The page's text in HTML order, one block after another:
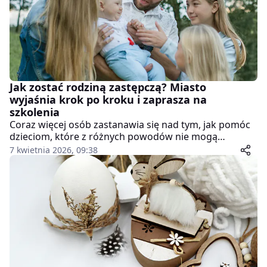
Jak zostać rodziną zastępczą? Miasto
wyjaśnia krok po kroku i zaprasza na
szkolenia
Coraz więcej osób zastanawia się nad tym, jak pomóc
dzieciom, które z różnych powodów nie mogą
wychowywać się w swoich biologicznych rodzinach.
Jedną z najważniejszych form wsparcia jest
rodzicielstwo zastępcze. Miasto Poznań zachęca do
podjęcia tego wyzwania i uruchamia kolejne szkolenia
dla kandydatów – najbliższe ruszą w maju i czerwcu.
7 kwietnia 2026, 09:38